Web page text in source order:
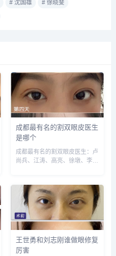
# 沈国雄
# 徐晓斐
成都最有名的割双眼皮医生
是哪个
成都最有名的割双眼皮医生：卢
尚兵、江涛、高亮、徐墩、李
和对比，选择医生需谨慎，预约
或咨询添加微信号：
wuyoubianmei，查询更多医生
口碑和...
王世勇和刘志刚谁做眼修复
厉害